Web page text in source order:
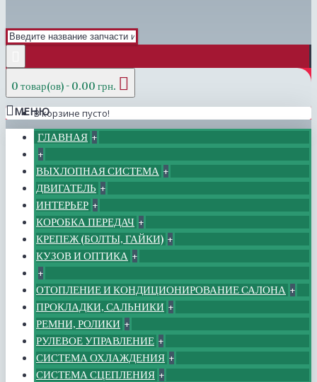
0 товар(ов) - 0.00 грн.
В корзине пусто!
МЕНЮ
ГЛАВНАЯ +
+
ВЫХЛОПНАЯ СИСТЕМА +
ДВИГАТЕЛЬ +
ИНТЕРЬЕР +
КОРОБКА ПЕРЕДАЧ +
КРЕПЕЖ (БОЛТЫ, ГАЙКИ) +
КУЗОВ И ОПТИКА +
+
ОТОПЛЕНИЕ И КОНДИЦИОНИРОВАНИЕ САЛОНА +
ПРОКЛАДКИ, САЛЬНИКИ +
РЕМНИ, РОЛИКИ +
РУЛЕВОЕ УПРАВЛЕНИЕ +
СИСТЕМА ОХЛАЖДЕНИЯ +
СИСТЕМА СЦЕПЛЕНИЯ +